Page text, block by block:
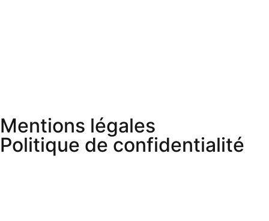
Mentions légales
Politique de confidentialité